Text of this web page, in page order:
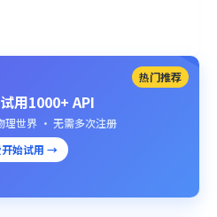
热门推荐
用1000+ API
理世界 · 无需多次注册
开始试用 →